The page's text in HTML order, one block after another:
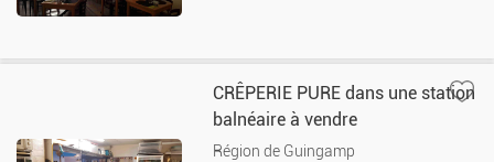
CRÊPERIE PURE dans une station
balnéaire à vendre
Région de Guingamp